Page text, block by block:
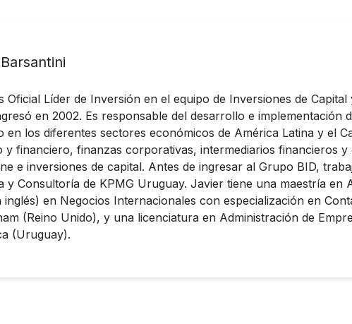
Oficial Líder de Inversión en el equipo de Inversiones de
en 2002. Es responsable del desarrollo e
en los diferentes sectores económicos de América Latina y el
y financiero, finanzas corporativas, intermediarios financieros
e inversiones de capital. Antes de ingresar al Grupo BID,
y Consultoría de KPMG Uruguay. Javier tiene una maestría en
inglés) en Negocios Internacionales con especialización en
(Reino Unido), y una licenciatura en Administración de
(Uruguay).